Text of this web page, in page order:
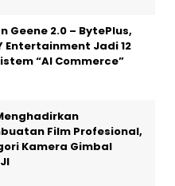
Geene 2.0 – BytePlus,
Entertainment Jadi 12
“AI Commerce”
Film Profesional,
Kamera Gimbal